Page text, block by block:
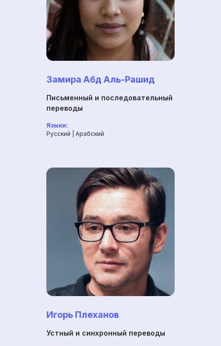
Замира Абд Аль-Рашид
Письменный и последовательный
переводы
Языки:
Русский | Арабский
Игорь Плеханов
Устный и синхронный переводы